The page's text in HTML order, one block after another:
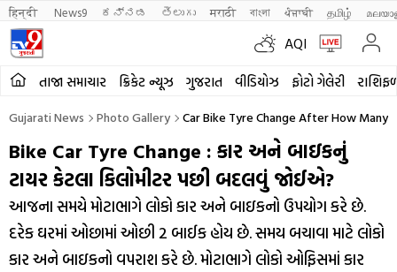
हिन्दी News9 ಕನ್ನಡ తెలుగు मराठी বাংলা ਪੰਜਾਬੀ தமிழ்
AQI
તાજા સમાચાર ક્રિકેટ ન્યૂઝ ગુજરાત વીડિયોઝ ફોટો ગેલેરી
Gujarati News Photo Gallery Car Bike Tyre Change After How Many
Bike Car Tyre Change : કાર અને બાઇકનું
ટાયર કેટલા કિલોમીટર પછી બદલવું જોઈએ?
આજના સમયે મોટાભાગે લોકો કાર અને બાઇકનો ઉપયોગ કરે છે.
દરેક ઘરમાં ઓછામાં ઓછી 2 બાઈક હોય છે. સમય બચાવા માટે લોકો
કાર અને બાઇકનો વપરાશ કરે છે. મોટાભાગે લોકો ઓફિસમાં કાર